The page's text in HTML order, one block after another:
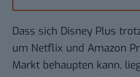
Dass sich Disney Plus
um Netflix und Amazon
Markt behaupten kann,